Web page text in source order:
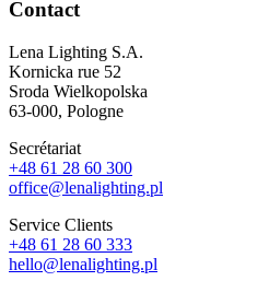
Contact
Lena Lighting S.A.
Kornicka rue 52
Sroda Wielkopolska
63-000, Pologne
Secrétariat
+48 61 28 60 300
office@lenalighting.pl
Service Clients
+48 61 28 60 333
hello@lenalighting.pl